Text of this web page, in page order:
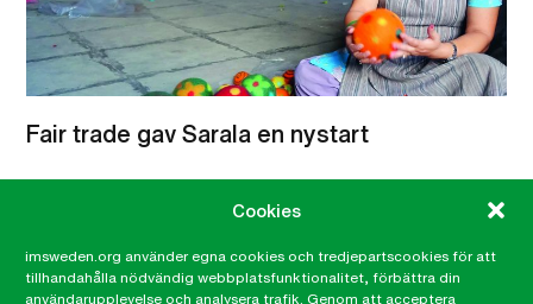
Cookies
imsweden.org använder egna cookies och tredjepartscookies för att
tillhandahålla nödvändig webbplatsfunktionalitet, förbättra din
användarupplevelse och analysera trafik. Genom att acceptera
Fair trade gav Sarala en nystart
skapa hållbar utveckling. I Nepal samarbetar vi
av 26 olika organisationer, som genom sitt arbete